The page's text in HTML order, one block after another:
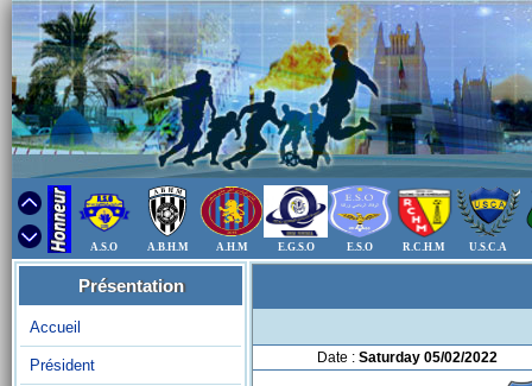
A.S.O A.B.H.M A.H.M E.G.S.O E.S.O R.C.H.M U.S.C.A
Présentation
Accueil
Président Date : Saturday 05/02/2022